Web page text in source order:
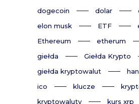
dogecoin
dolar
elon musk
ETF
Ethereum
etherum
giełda
Giełda Krypto
giełda kryptowalut
ico
klucze
kryptowaluty
kurs xrp